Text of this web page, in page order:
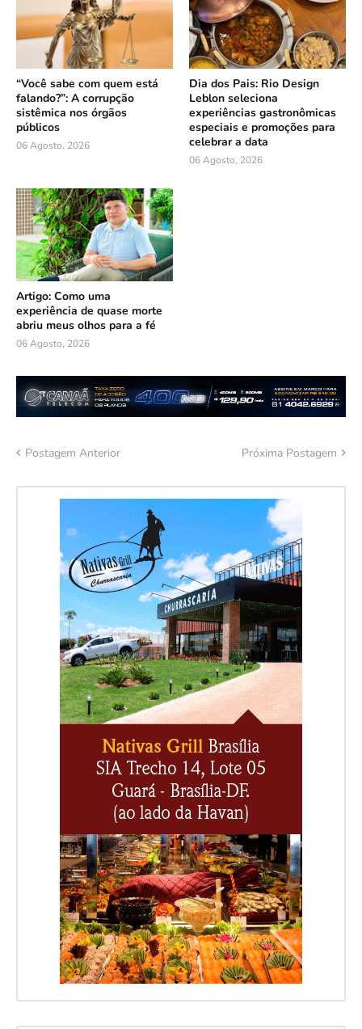
“Você sabe com quem está
falando?”: A corrupção
sistêmica nos órgãos
públicos
06 Agosto, 2026
Dia dos Pais: Rio Design
Leblon seleciona
experiências gastronômicas
especiais e promoções para
celebrar a data
06 Agosto, 2026
Artigo: Como uma
experiência de quase morte
abriu meus olhos para a fé
06 Agosto, 2026
Postagem Anterior Próxima Postagem